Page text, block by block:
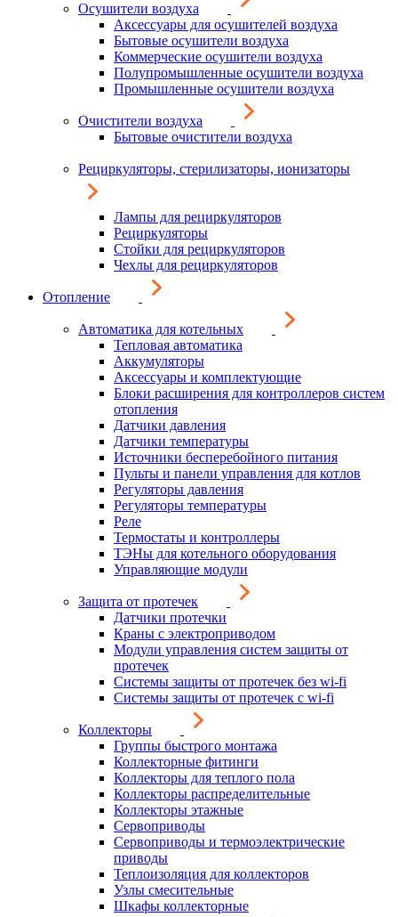
Осушители воздуха
Аксессуары для осушителей воздуха
Бытовые осушители воздуха
Коммерческие осушители воздуха
Полупромышленные осушители воздуха
Промышленные осушители воздуха
Очистители воздуха
Бытовые очистители воздуха
Рециркуляторы, стерилизаторы, ионизаторы
Лампы для рециркуляторов
Рециркуляторы
Стойки для рециркуляторов
Чехлы для рециркуляторов
Отопление
Автоматика для котельных
Тепловая автоматика
Аккумуляторы
Аксессуары и комплектующие
Блоки расширения для контроллеров систем
отопления
Датчики давления
Датчики температуры
Источники бесперебойного питания
Пульты и панели управления для котлов
Регуляторы давления
Регуляторы температуры
Реле
Термостаты и контроллеры
ТЭНы для котельного оборудования
Управляющие модули
Защита от протечек
Датчики протечки
Краны с электроприводом
Модули управления систем защиты от
протечек
Системы защиты от протечек без wi-fi
Системы защиты от протечек с wi-fi
Коллекторы
Группы быстрого монтажа
Коллекторные фитинги
Коллекторы для теплого пола
Коллекторы распределительные
Коллекторы этажные
Сервоприводы
Сервоприводы и термоэлектрические
приводы
Теплоизоляция для коллекторов
Узлы смесительные
Шкафы коллекторные